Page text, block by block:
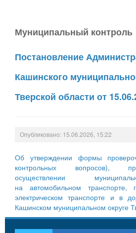
Муниципальный контроль
Постановление
Кашинского
Тверской области от
Опубликовано: 15.06.2026, 15:22
Об утверждении формы
контрольных вопросов),
осуществлении
на автомобильном транспорте,
электрическом транспорте и в
Кашинском муниципальном округе